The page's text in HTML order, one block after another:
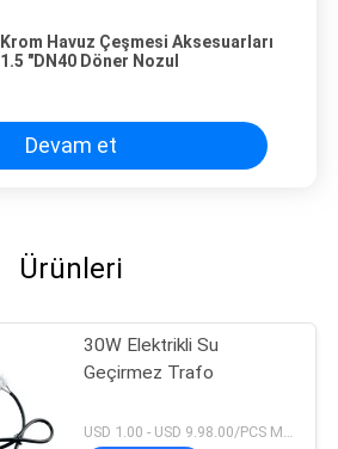
Krom Havuz Çeşmesi Aksesuarları
1.5 "DN40 Döner Nozul
Devam et
Ürünleri
30W Elektrikli Su
Geçirmez Trafo
USD 1.00 - USD 9.98.00/PCS MOQ:1 parça